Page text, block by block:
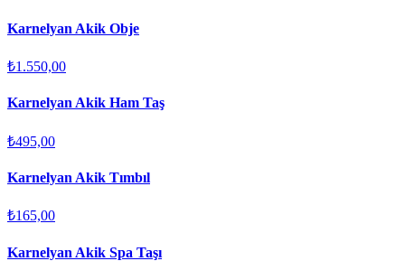
Karnelyan Akik Obje
₺1.550,00
Karnelyan Akik Ham Taş
₺495,00
Karnelyan Akik Tımbıl
₺165,00
Karnelyan Akik Spa Taşı